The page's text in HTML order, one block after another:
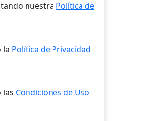
nuestra Política de
la Política de Privacidad
las Condiciones de Uso